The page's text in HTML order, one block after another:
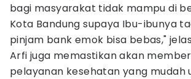
bagi masyarakat tidak mampu di
Kota Bandung supaya Ibu-ibunya
pinjam bank emok bisa bebas,"
Arfi juga memastikan akan
pelayanan kesehatan yang mudah